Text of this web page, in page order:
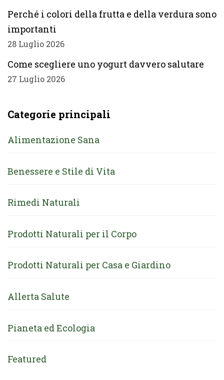
Perché i colori della frutta e della verdura sono
importanti
28 Luglio 2026
Come scegliere uno yogurt davvero salutare
27 Luglio 2026
Categorie principali
Alimentazione Sana
Benessere e Stile di Vita
Rimedi Naturali
Prodotti Naturali per il Corpo
Prodotti Naturali per Casa e Giardino
Allerta Salute
Pianeta ed Ecologia
Featured